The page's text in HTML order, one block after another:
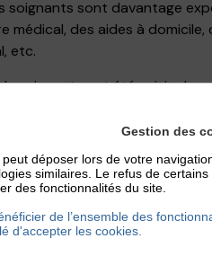
soignants sont davantage
des aides à
etc.
soignants ont été suivis
et de 41 autres personnels
et 34 % une combinaison de
sein de l’hôpital Ibn-Sina de
51 % d’entre
par :
Gestion des
peut déposer lors de votre
similaires. Le refus de
des fonctionnalités du site.
de l’ensemble des
d'accepter les cookies.